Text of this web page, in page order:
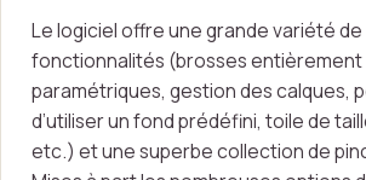
Le logiciel offre une grande variété de
fonctionnalités (brosses entièrement
paramétriques, gestion des calques,
d’utiliser un fond prédéfini, toile de
etc.) et une superbe collection de